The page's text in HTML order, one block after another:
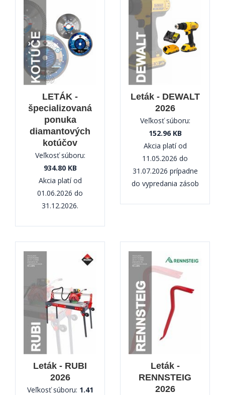
LETÁK -
špecializovaná
ponuka
diamantových
kotúčov
Veľkosť súboru:
934.80 KB
Akcia platí od
01.06.2026 do
31.12.2026.
Leták - DEWALT
2026
Veľkosť súboru:
152.96 KB
Akcia platí od
11.05.2026 do
31.07.2026 prípadne
do vypredania zásob
Leták - RUBI
2026
Veľkosť súboru: 1.41
Leták -
RENNSTEIG
2026